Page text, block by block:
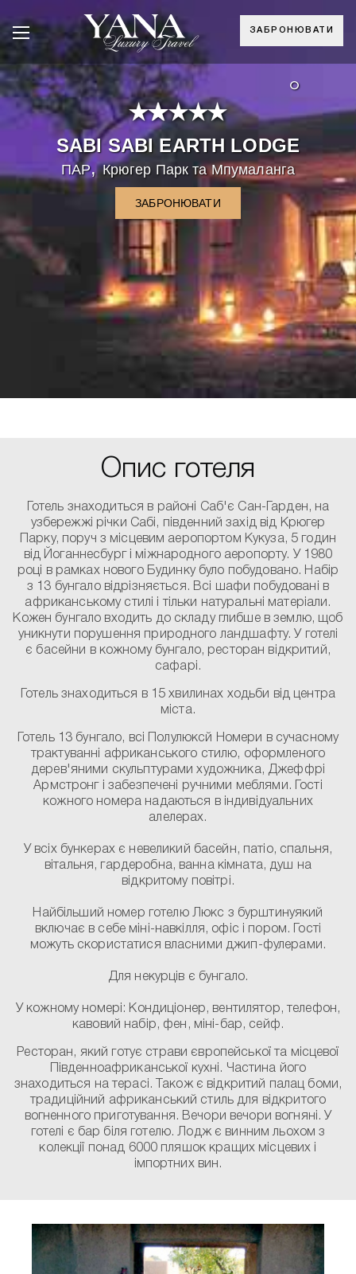
ЗАБРОНЮВАТИ
°
SABI SABI EARTH LODGE
ПАР,Крюгер Парк та Мпумаланга
ЗАБРОНЮВАТИ
Опис готеля
Готель знаходиться в районі Саб'є Сан-Гарден, на
узбережжі річки Сабі, південний захід від Крюгер
Парку, поруч з місцевим аеропортом Кукуза, 5 годин
від Йоганнесбург і міжнародного аеропорту. У 1980
році в рамках нового Будинку було побудовано. Набір
з 13 бунгало відрізняється. Всі шафи побудовані в
африканському стилі і тільки натуральні матеріали.
Кожен бунгало входить до складу глибше в землю, щоб
уникнути порушення природного ландшафту. У готелі
є басейни в кожному бунгало, ресторан відкритий,
сафарі.
Готель знаходиться в 15 хвилинах ходьби від центра
міста.
Готель 13 бунгало, всі Полулюкс й Номери в сучасному
трактуванні африканського стилю, оформленого
дерев'яними скульптурами художника, Джеффрі
Армстронг і забезпечені ручними меблями. Гості
кожного номера надаються в індивідуальних
алелерах.
У всіх бункерах є невеликий басейн, патіо, спальня,
вітальня, гардеробна, ванна кімната, душ на
відкритому повітрі.
Найбільший номер готелю Люкс з бурштинуякий
включає в себе міні-навкілля, офіс і пором. Гості
можуть скористатися власними джип-фулерами.
Для некурців є бунгало.
У кожному номері: Кондиціонер, вентилятор, телефон,
кавовий набір, фен, міні-бар, сейф.
Ресторан, який готує страви європейської та місцевої
Південноафриканської кухні. Частина його
знаходиться на терасі. Також є відкритий палац боми,
традиційний африканський стиль для відкритого
вогненного приготування. Вечори вечори вогняні. У
готелі є бар біля готелю. Лодж є винним льохом з
колекції понад 6000 пляшок кращих місцевих і
імпортних вин.